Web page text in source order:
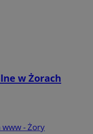
w Żorach
- Żory